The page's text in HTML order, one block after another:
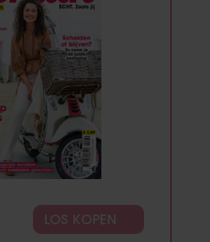
LOS KOPEN